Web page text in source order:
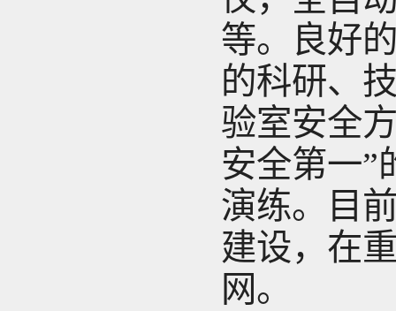
等。良好
的科研、
验室安全
安全第一”
演练。目
建设，在
网。